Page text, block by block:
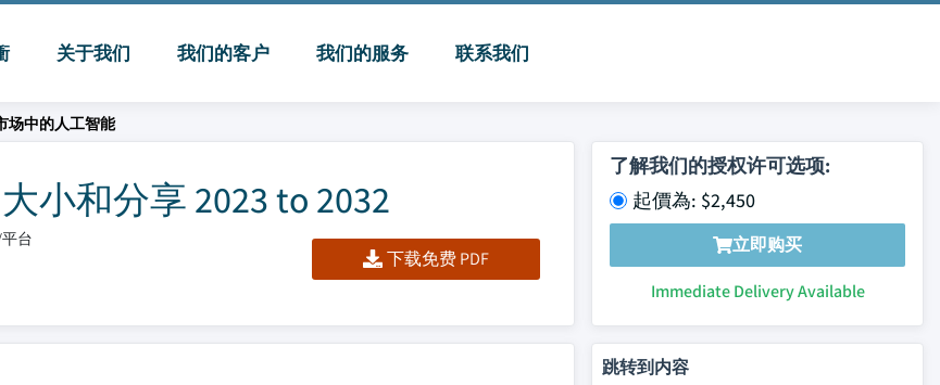
关于我们 我们的客户 我们的服务 联系我们
场中的人工智能
小和分享 2023 to 2032
台
下载免费 PDF
了解我们的授权许可选项:
起價為: $2,450
立即购买
Immediate Delivery Available
跳转到内容